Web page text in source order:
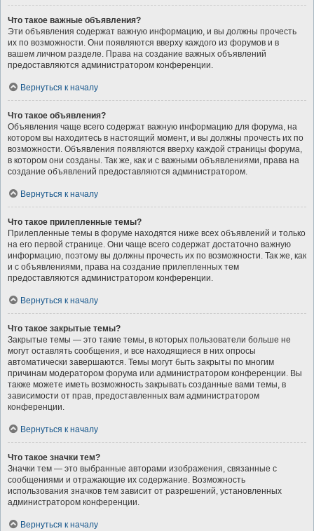
Что такое важные объявления?
Эти объявления содержат важную информацию, и вы должны прочесть
их по возможности. Они появляются вверху каждого из форумов и в
вашем личном разделе. Права на создание важных объявлений
предоставляются администратором конференции.
Вернуться к началу
Что такое объявления?
Объявления чаще всего содержат важную информацию для форума, на
котором вы находитесь в настоящий момент, и вы должны прочесть их по
возможности. Объявления появляются вверху каждой страницы форума,
в котором они созданы. Так же, как и с важными объявлениями, права на
создание объявлений предоставляются администратором.
Вернуться к началу
Что такое прилепленные темы?
Прилепленные темы в форуме находятся ниже всех объявлений и только
на его первой странице. Они чаще всего содержат достаточно важную
информацию, поэтому вы должны прочесть их по возможности. Так же, как
и с объявлениями, права на создание прилепленных тем
предоставляются администратором конференции.
Вернуться к началу
Что такое закрытые темы?
Закрытые темы — это такие темы, в которых пользователи больше не
могут оставлять сообщения, и все находящиеся в них опросы
автоматически завершаются. Темы могут быть закрыты по многим
причинам модератором форума или администратором конференции. Вы
также можете иметь возможность закрывать созданные вами темы, в
зависимости от прав, предоставленных вам администратором
конференции.
Вернуться к началу
Что такое значки тем?
Значки тем — это выбранные авторами изображения, связанные с
сообщениями и отражающие их содержание. Возможность
использования значков тем зависит от разрешений, установленных
администратором конференции.
Вернуться к началу